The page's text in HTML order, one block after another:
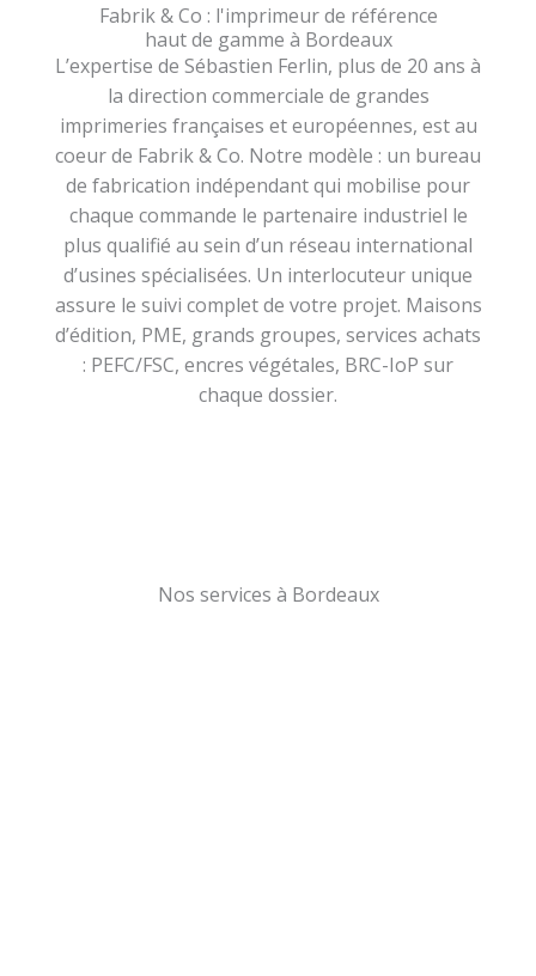
Fabrik & Co : l'imprimeur de référence
haut de gamme à Bordeaux
L’expertise de Sébastien Ferlin, plus de 20 ans à
la direction commerciale de grandes
imprimeries françaises et européennes, est au
coeur de Fabrik & Co. Notre modèle : un bureau
de fabrication indépendant qui mobilise pour
chaque commande le partenaire industriel le
plus qualifié au sein d’un réseau international
d’usines spécialisées. Un interlocuteur unique
assure le suivi complet de votre projet. Maisons
d’édition, PME, grands groupes, services achats
: PEFC/FSC, encres végétales, BRC-IoP sur
chaque dossier.
Nos services à Bordeaux